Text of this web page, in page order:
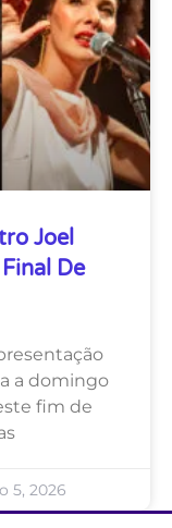
Joel
De
a domingo
fim de
5, 2026